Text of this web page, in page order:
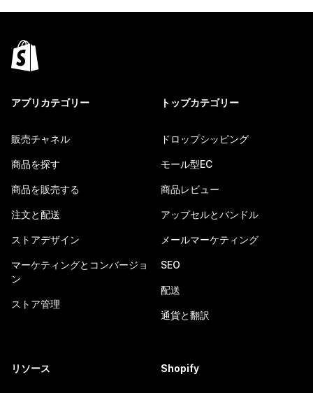
アプリカテゴリー
販売チャネル
商品を探す
商品を販売する
注文と配送
ストアデザイン
マーケティングとコンバージョ
ン
ストア管理
トップカテゴリー
ドロップシッピング
モール型EC
商品レビュー
アップセルとバンドル
メールマーケティング
SEO
配送
通貨と翻訳
リソース Shopify